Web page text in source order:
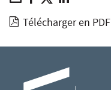
Télécharger en PDF